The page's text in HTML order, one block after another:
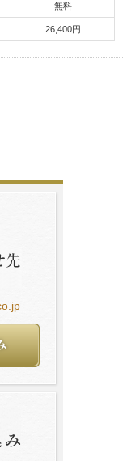
無料
26,400円